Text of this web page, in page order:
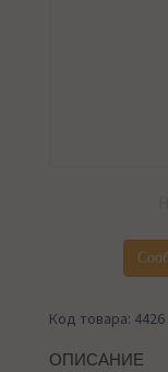
Код товара: 4426
ОПИСАНИЕ